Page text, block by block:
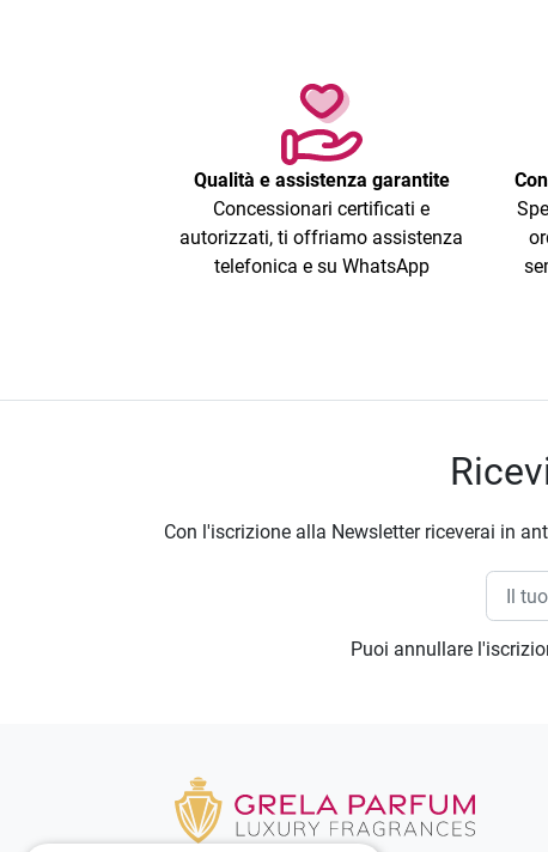
Qualità e assistenza garantite
Concessionari certificati e
autorizzati, ti offriamo assistenza
telefonica e su WhatsApp
Con l'iscrizione alla Newsletter riceverai in
Puoi annullare